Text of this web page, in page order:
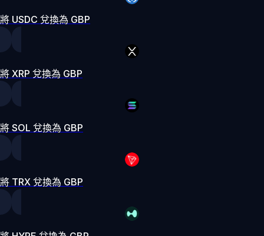
將 USDC 兌換為 GBP
將 XRP 兌換為 GBP
將 SOL 兌換為 GBP
將 TRX 兌換為 GBP